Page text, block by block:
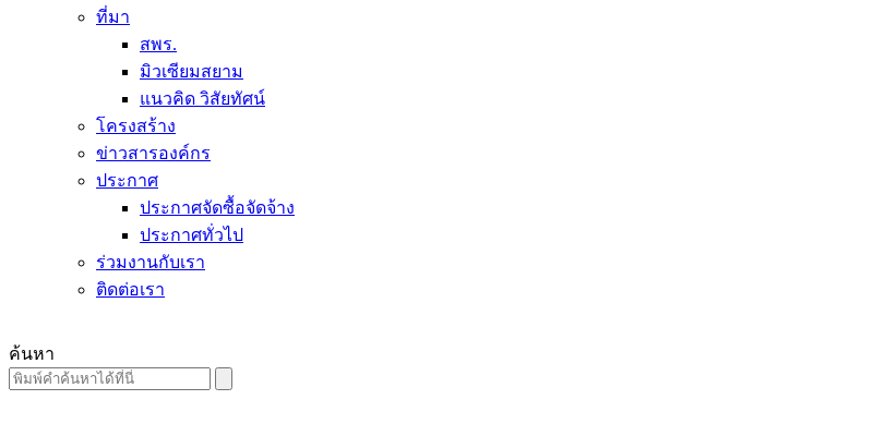
ที่มา
สพร.
มิวเซียมสยาม
แนวคิด วิสัยทัศน์
โครงสร้าง
ข่าวสารองค์กร
ประกาศ
ประกาศจัดซื้อจัดจ้าง
ประกาศทั่วไป
ร่วมงานกับเรา
ติดต่อเรา
ค้นหา